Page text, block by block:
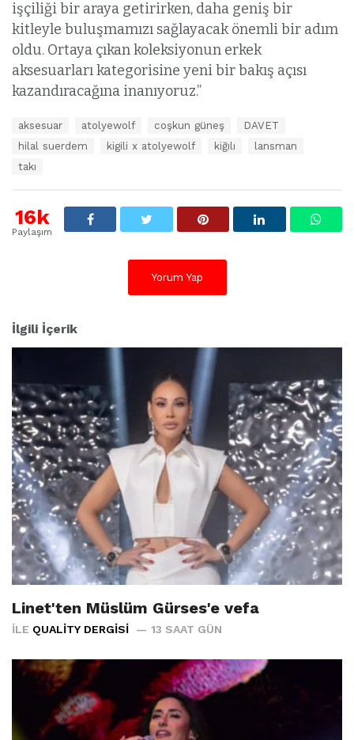
işçiliği bir araya getirirken, daha geniş bir
kitleyle buluşmamızı sağlayacak önemli bir adım
oldu. Ortaya çıkan koleksiyonun erkek
aksesuarları kategorisine yeni bir bakış açısı
kazandıracağına inanıyoruz.”
r
aksesuar atolyewolf coşkun güneş
DAVET
hilal suerdem
kigili x atolyewolf kiğılı
lansman
takı
16k
Paylaşım
Yorum Yap
İlgili İçerik
Linet'ten Müslüm Gürses'e vefa
İLE QUALITY DERGISI 13 SAAT GÜN